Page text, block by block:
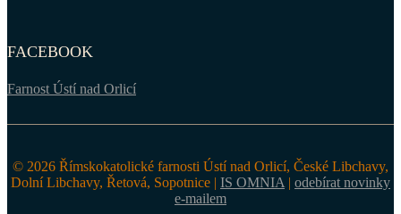
FACEBOOK
Farnost Ústí nad Orlicí
© 2026 Římskokatolické farnosti Ústí nad Orlicí, České Libchavy,
Dolní Libchavy, Řetová, Sopotnice | IS OMNIA | odebírat novinky
e-mailem